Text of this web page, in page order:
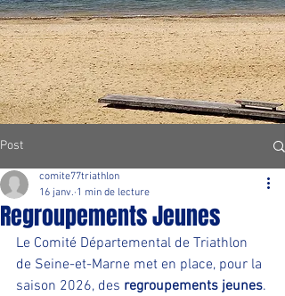
Post
Regroupements Jeunes
comite77triathlon
16 janv. 1 min de lecture
Le Comité Départemental de Triathlon
de Seine-et-Marne met en place, pour la
saison 2026, des regroupements jeunes.